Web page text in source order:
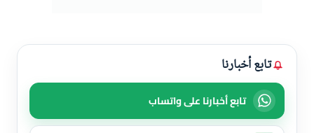
تابع أخبارنا
تابع أخبارنا على واتساب